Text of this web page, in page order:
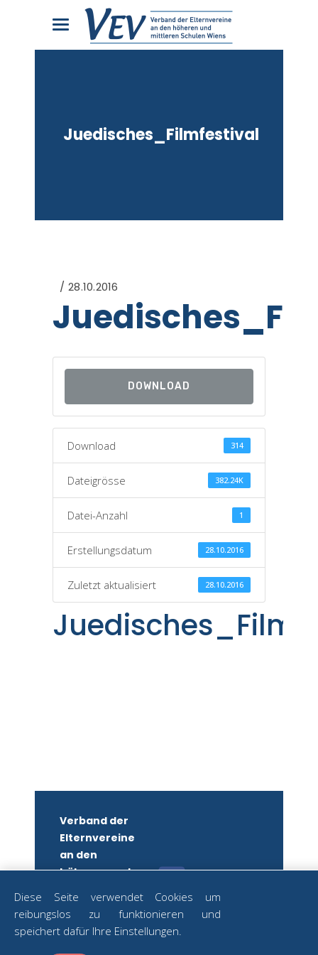
Juedisches_Filmfestival
28.10.2016
DOWNLOAD
Download 314
Dateigrösse 382.24K
Datei-Anzahl 1
Erstellungsdatum 28.10.2016
Zuletzt aktualisiert 28.10.2016
Verband der
Elternvereine
an den
höheren und
Diese Seite verwendet Cookies um
reibungslos zu funktionieren und
speichert dafür Ihre Einstellungen.